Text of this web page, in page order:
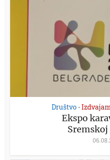
Društvo •
Ekspo